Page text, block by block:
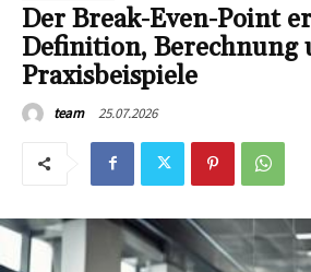
Der Break-Even-Point
Definition, Berechnung
Praxisbeispiele
team 25.07.2026